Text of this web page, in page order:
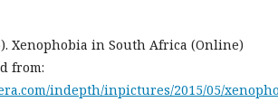
Xenophobia in South Africa (Online)
from:
indepth/inpictures/2015/05/